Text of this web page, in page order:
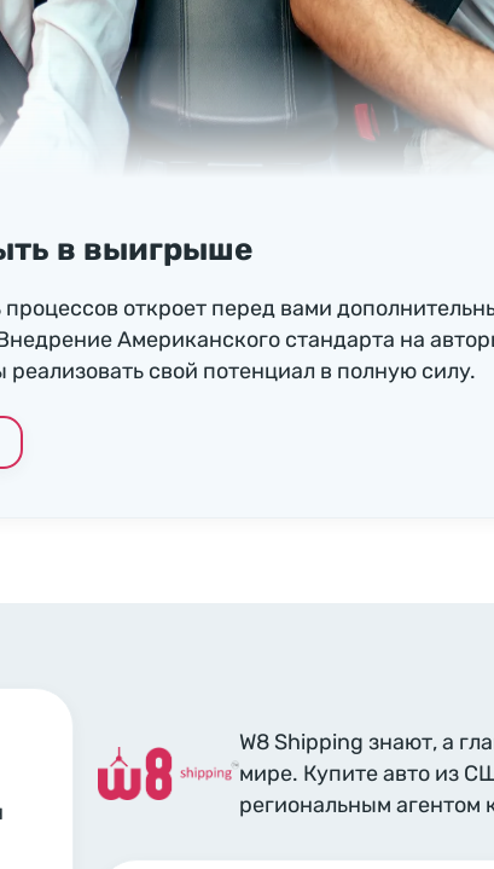
в выигрыше
откроет перед вами
Американского стандарта на
свой потенциал в полную силу.
W8 Shipping знают, а
мире. Купите авто из
региональным агентом